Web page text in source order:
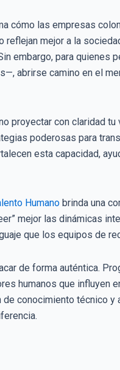
cómo las empresas
mejor a la
embargo, para quienes
abrirse camino en el
proyectar con claridad tu
poderosas para
esta capacidad,
Humano brinda una
mejor las dinámicas
que los equipos de
de forma auténtica.
humanos que influyen
conocimiento técnico y